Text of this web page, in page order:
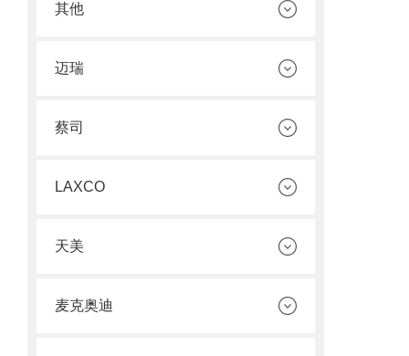
其他
迈瑞
蔡司
LAXCO
天美
麦克奥迪